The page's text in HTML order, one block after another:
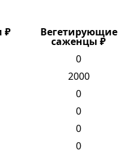
₽ Вегетирующие
саженцы ₽
0
2000
0
0
0
0